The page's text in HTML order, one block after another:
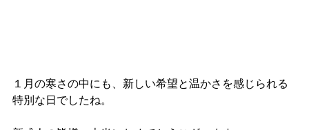
１月の寒さの中にも、新しい希望と温かさを感じられる
特別な日でしたね。